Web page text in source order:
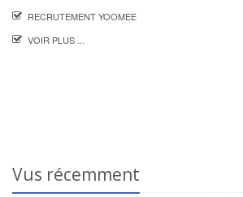
RECRUTEMENT YOOMEE
VOIR PLUS ...
Vus récemment